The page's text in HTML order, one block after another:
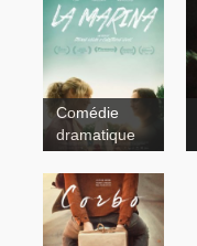
Fabuleuses
Comédie
dramatique